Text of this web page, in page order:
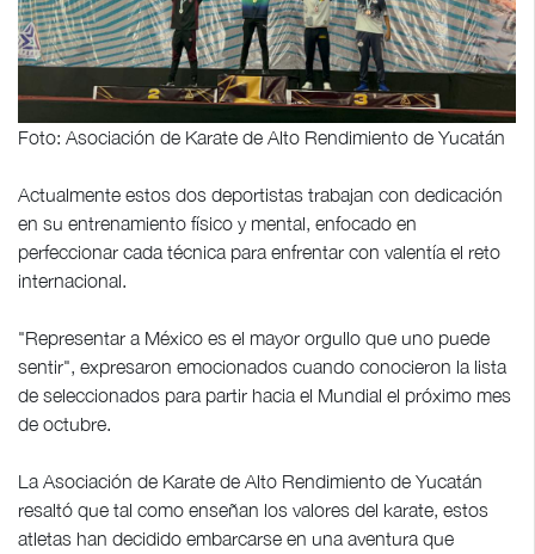
Foto: Asociación de Karate de Alto Rendimiento de Yucatán
Actualmente estos dos deportistas trabajan con dedicación
en su entrenamiento físico y mental, enfocado en
perfeccionar cada técnica para enfrentar con valentía el reto
internacional.
"Representar a México es el mayor orgullo que uno puede
sentir", expresaron emocionados cuando conocieron la lista
de seleccionados para partir hacia el Mundial el próximo mes
de octubre.
La Asociación de Karate de Alto Rendimiento de Yucatán
resaltó que tal como enseñan los valores del karate, estos
atletas han decidido embarcarse en una aventura que